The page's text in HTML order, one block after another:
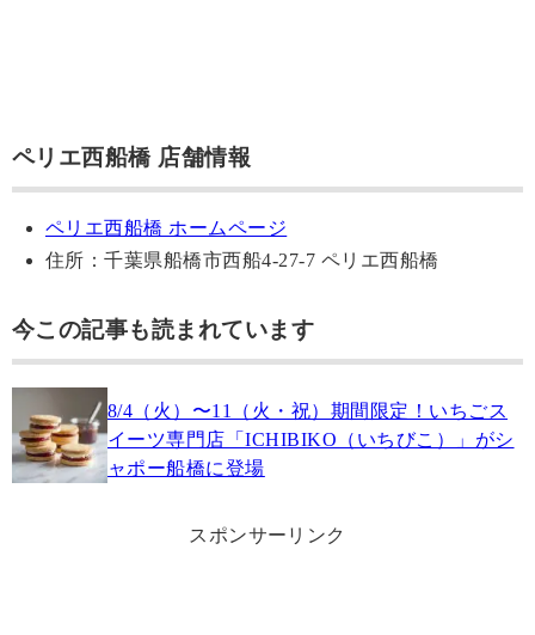
ペリエ西船橋 店舗情報
ペリエ西船橋 ホームページ
住所：千葉県船橋市西船4-27-7 ペリエ西船橋
今この記事も読まれています
8/4（火）〜11（火・祝）期間限定！いちごス
イーツ専門店「ICHIBIKO（いちびこ）」がシ
ャポー船橋に登場
スポンサーリンク